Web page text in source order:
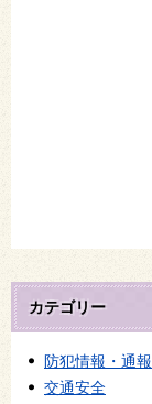
カテゴリー
防犯情報・通報
交通安全